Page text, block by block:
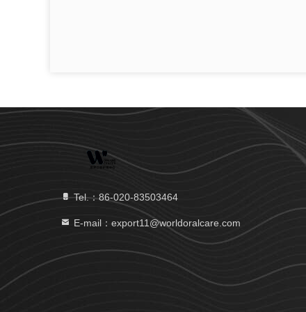
Tel.：86-020-83503464
E-mail：export11@worldoralcare.com